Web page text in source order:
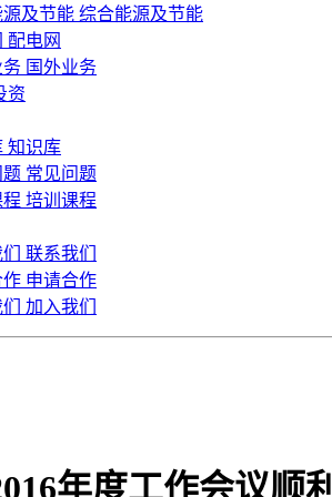
综合能源及节能
配电网
国外业务
资
知识库
常见问题
培训课程
联系我们
申请合作
加入我们
年度工作会议顺